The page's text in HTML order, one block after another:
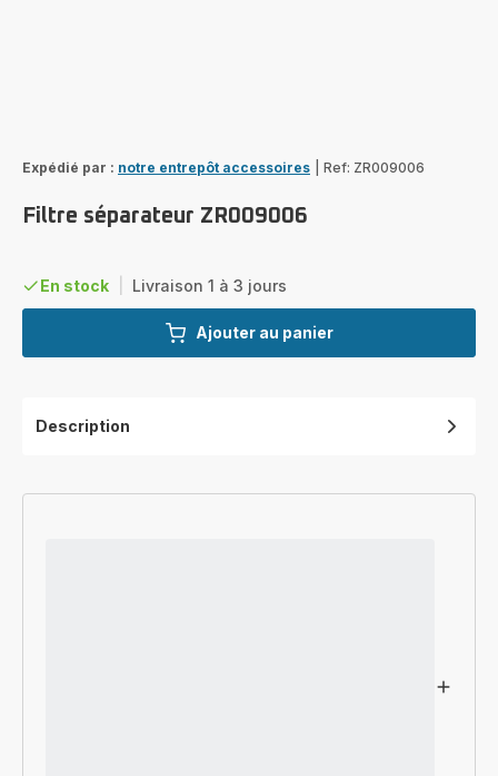
Expédié par : notre entrepôt accessoires Ref: ZR009006
Filtre séparateur ZR009006
En stock Livraison 1 à 3 jours
Ajouter au panier
Description